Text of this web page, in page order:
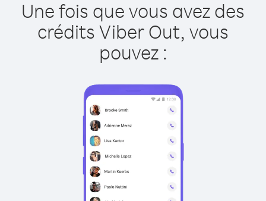
Une fois que vous avez des
crédits Viber Out, vous
pouvez :